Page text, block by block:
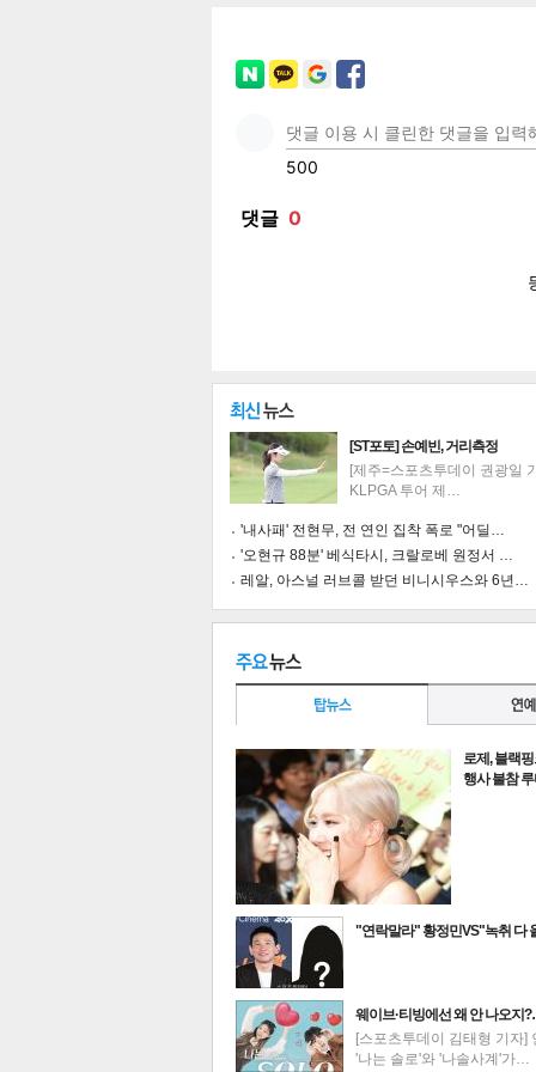
기
트위 카카
최신뉴스
[ST포토] 손예빈, 거리측정
[제주=스포츠투데이 권광일
KLPGA 투어 제…
'내사패' 전현무, 전 연인 집착 폭로 "어딜…
'오현규 88분' 베식타시, 크랄로베 원정서 …
레알, 아스널 러브콜 받던 비니시우스와 6년…
로제, 블랙
행사 불참
"연락말라" 황정민VS"녹취 다
웨이브·티빙에선 왜 안 나오
[스포츠투데이 김태형 기자]
'나는 솔로'와 '나솔사계'가…